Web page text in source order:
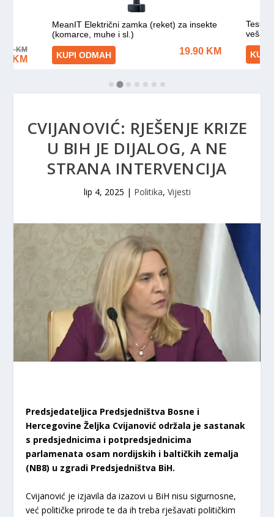
CVIJANOVIĆ: RJEŠENJE KRIZE
U BIH JE DIJALOG, A NE
STRANA INTERVENCIJA
lip 4, 2025 | Politika, Vijesti
Predsjedateljica Predsjedništva Bosne i
Hercegovine Željka Cvijanović održala je sastanak
s predsjednicima i potpredsjednicima
parlamenata osam nordijskih i baltičkih zemalja
(NB8) u zgradi Predsjedništva BiH.
Cvijanović je izjavila da izazovi u BiH nisu sigurnosne,
već političke prirode te da ih treba rješavati političkim